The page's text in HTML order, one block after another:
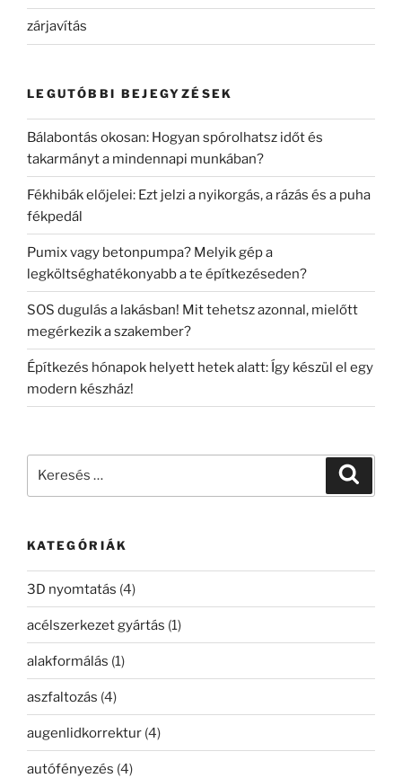
zárjavítás
LEGUTÓBBI BEJEGYZÉSEK
Bálabontás okosan: Hogyan spórolhatsz időt és
takarmányt a mindennapi munkában?
Fékhibák előjelei: Ezt jelzi a nyikorgás, a rázás és a puha
fékpedál
Pumix vagy betonpumpa? Melyik gép a
legköltséghatékonyabb a te építkezéseden?
SOS dugulás a lakásban! Mit tehetsz azonnal, mielőtt
megérkezik a szakember?
Építkezés hónapok helyett hetek alatt: Így készül el egy
modern készház!
KATEGÓRIÁK
3D nyomtatás (4)
acélszerkezet gyártás (1)
alakformálás (1)
aszfaltozás (4)
augenlidkorrektur (4)
autófényezés (4)